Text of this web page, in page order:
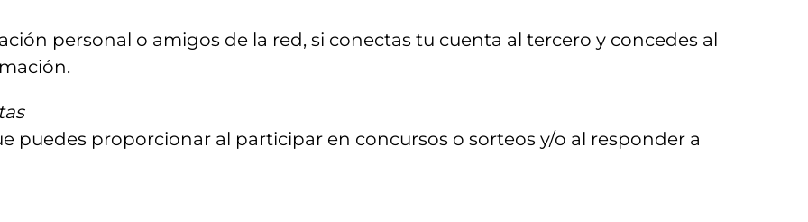
personal o amigos de la red, si conectas tu cuenta al tercero y concedes al
puedes proporcionar al participar en concursos o sorteos y/o al responder a